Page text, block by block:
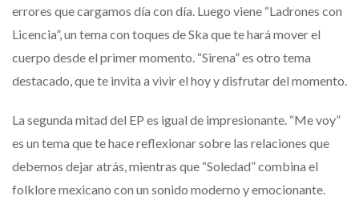
errores que cargamos día con día. Luego viene “Ladrones con
Licencia”, un tema con toques de Ska que te hará mover el
cuerpo desde el primer momento. “Sirena” es otro tema
destacado, que te invita a vivir el hoy y disfrutar del momento.
La segunda mitad del EP es igual de impresionante. “Me voy”
es un tema que te hace reflexionar sobre las relaciones que
debemos dejar atrás, mientras que “Soledad” combina el
folklore mexicano con un sonido moderno y emocionante.